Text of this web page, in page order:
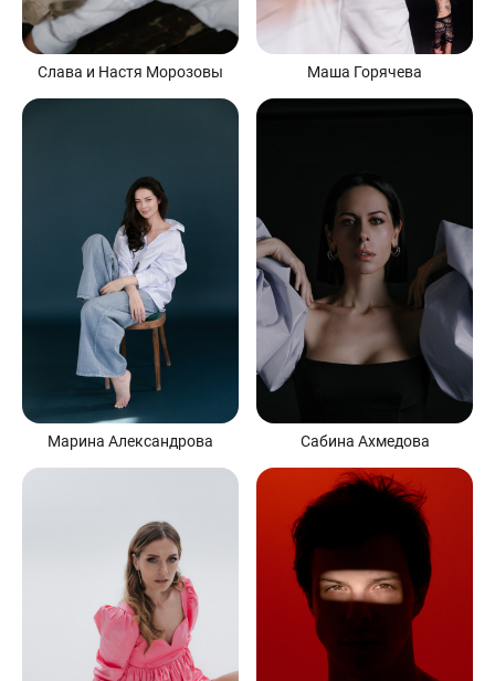
Слава и Настя Морозовы Маша Горячева
Марина Александрова Сабина Ахмедова